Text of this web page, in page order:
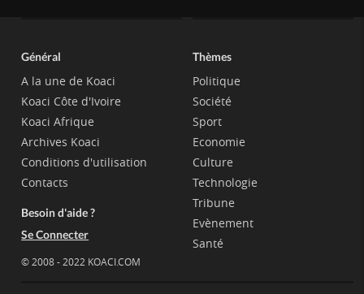
Général
A la une de Koaci
Koaci Côte d'Ivoire
Koaci Afrique
Archives Koaci
Conditions d'utilisation
Contacts
Besoin d'aide ?
Se Connecter
© 2008 - 2022 KOACI.COM
Thèmes
Politique
Société
Sport
Economie
Culture
Technologie
Tribune
Evènement
Santé